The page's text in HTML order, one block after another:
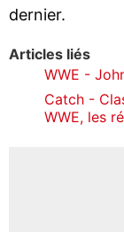
dernier.
Articles liés
WWE -
Catch -
WWE, les